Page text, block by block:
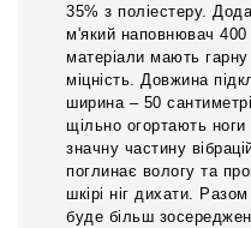
35% з поліестеру.
м'який наповнювач
матеріали мають гарну
міцність. Довжина
ширина – 50
щільно огортають
значну частину
поглинає вологу та
шкірі ніг дихати.
буде більш